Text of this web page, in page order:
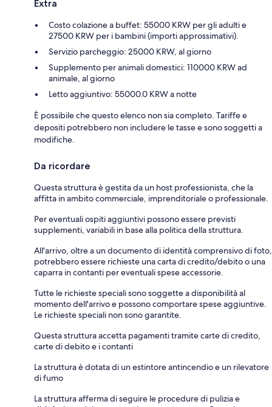
Extra
Costo colazione a buffet: 55000 KRW per gli adulti e
27500 KRW per i bambini (importi approssimativi).
Servizio parcheggio: 25000 KRW, al giorno
Supplemento per animali domestici: 110000 KRW ad
animale, al giorno
Letto aggiuntivo: 55000.0 KRW a notte
È possibile che questo elenco non sia completo. Tariffe e
depositi potrebbero non includere le tasse e sono soggetti a
modifiche.
Da ricordare
Questa struttura è gestita da un host professionista, che la
affitta in ambito commerciale, imprenditoriale o professionale.
Per eventuali ospiti aggiuntivi possono essere previsti
supplementi, variabili in base alla politica della struttura.
All'arrivo, oltre a un documento di identità comprensivo di foto,
potrebbero essere richieste una carta di credito/debito o una
caparra in contanti per eventuali spese accessorie.
Tutte le richieste speciali sono soggette a disponibilità al
momento dell'arrivo e possono comportare spese aggiuntive.
Le richieste speciali non sono garantite.
Questa struttura accetta pagamenti tramite carte di credito,
carte di debito e i contanti
La struttura è dotata di un estintore antincendio e un rilevatore
di fumo
La struttura afferma di seguire le procedure di pulizia e